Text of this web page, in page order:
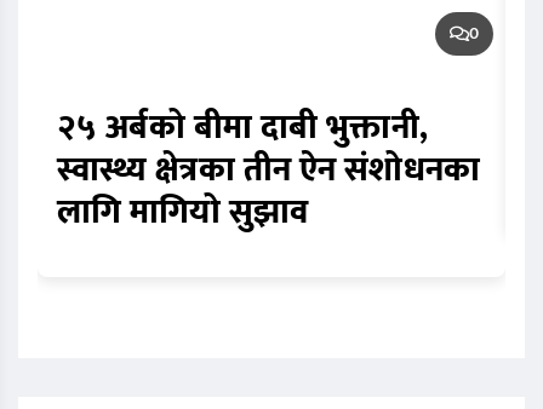
0
२५ अर्बको बीमा दाबी भुक्तानी,
स्वास्थ्य क्षेत्रका तीन ऐन संशोधनका
लागि मागियो सुझाव